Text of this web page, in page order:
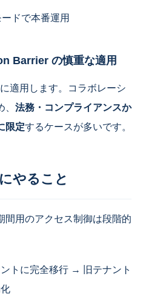
ドで本番運用
Barrier の慎重な適用
適用します。コラボレーシ
法務・コンプライアンスか
限定するケースが多いです。
やること
間用のアクセス制御は段階的
トに完全移行 → 旧テナント